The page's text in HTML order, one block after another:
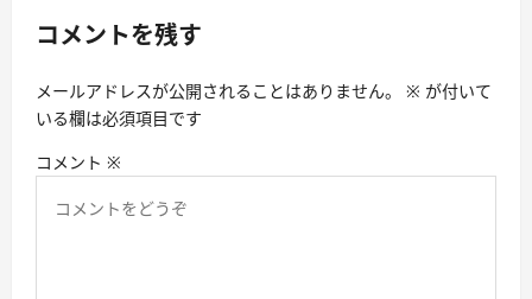
シ
ン
コメントを残す
メールアドレスが公開されることはありません。 ※ が付いて
いる欄は必須項目です
コメント ※